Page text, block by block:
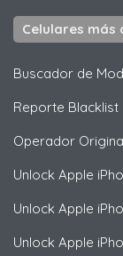
Celulares más
Buscador de
Reporte Blacklist
Operador
Unlock Apple
Unlock Apple
Unlock Apple